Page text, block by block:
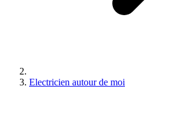
Electricien autour de moi